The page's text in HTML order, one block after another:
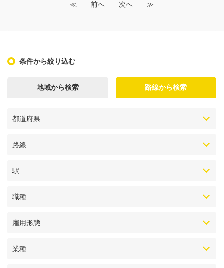
≪ 前へ 次へ ≫
条件から絞り込む
地域から検索 路線から検索
都道府県
路線
駅
職種
雇用形態
業種